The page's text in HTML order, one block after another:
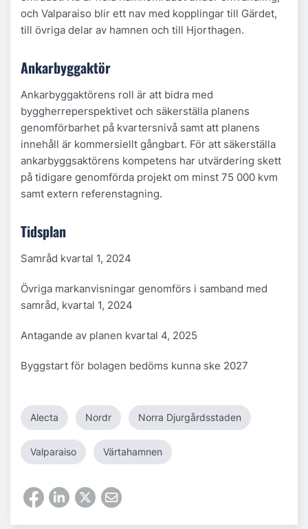
och Valparaiso blir ett nav med kopplingar till Gärdet,
till övriga delar av hamnen och till Hjorthagen.
Ankarbyggaktör
Ankarbyggaktörens roll är att bidra med
byggherreperspektivet och säkerställa planens
genomförbarhet på kvartersnivå samt att planens
innehåll är kommersiellt gångbart. För att säkerställa
ankarbyggsaktörens kompetens har utvärdering skett
på tidigare genomförda projekt om minst 75 000 kvm
samt extern referenstagning.
Tidsplan
Samråd kvartal 1, 2024
Övriga markanvisningar genomförs i samband med
samråd, kvartal 1, 2024
Antagande av planen kvartal 4, 2025
Byggstart för bolagen bedöms kunna ske 2027
Alecta Nordr Norra Djurgårdsstaden
Valparaiso Värtahamnen